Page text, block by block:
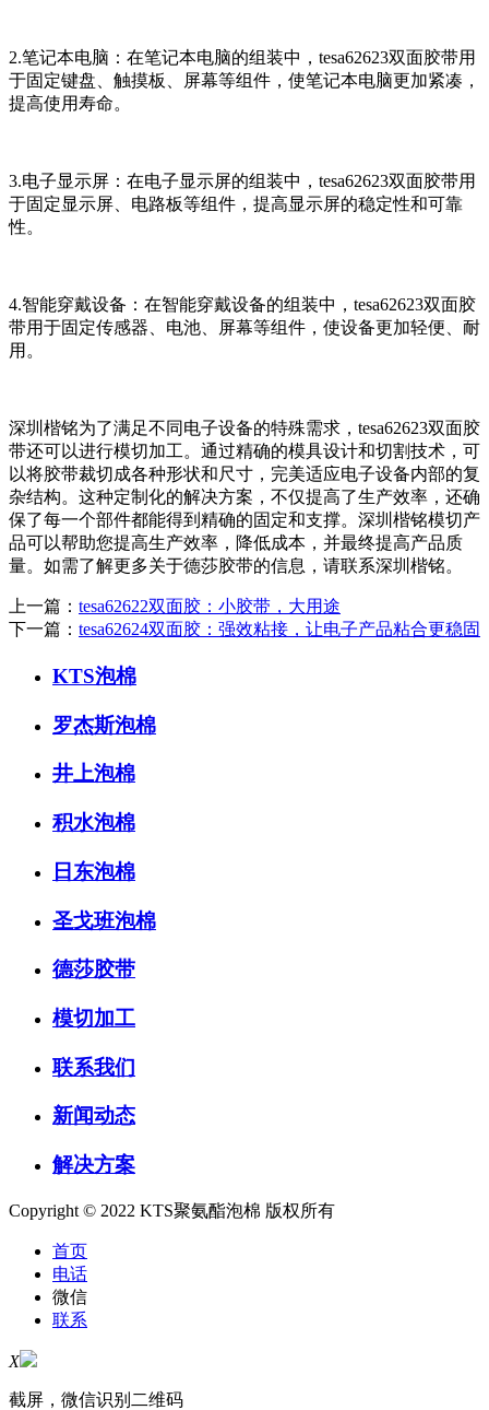
2.笔记本电脑：在笔记本电脑的组装中，tesa62623双面胶带用
于固定键盘、触摸板、屏幕等组件，使笔记本电脑更加紧凑，
提高使用寿命。
3.电子显示屏：在电子显示屏的组装中，tesa62623双面胶带用
于固定显示屏、电路板等组件，提高显示屏的稳定性和可靠
性。
4.智能穿戴设备：在智能穿戴设备的组装中，tesa62623双面胶
带用于固定传感器、电池、屏幕等组件，使设备更加轻便、耐
用。
深圳楷铭为了满足不同电子设备的特殊需求，tesa62623双面胶
带还可以进行模切加工。通过精确的模具设计和切割技术，可
以将胶带裁切成各种形状和尺寸，完美适应电子设备内部的复
杂结构。这种定制化的解决方案，不仅提高了生产效率，还确
保了每一个部件都能得到精确的固定和支撑。深圳楷铭模切产
品可以帮助您提高生产效率，降低成本，并最终提高产品质
量。如需了解更多关于德莎胶带的信息，请联系深圳楷铭。
上一篇： tesa62622双面胶：小胶带，大用途
下一篇： tesa62624双面胶：强效粘接，让电子产品粘合更稳固
KTS泡棉
罗杰斯泡棉
井上泡棉
积水泡棉
日东泡棉
圣戈班泡棉
德莎胶带
模切加工
联系我们
新闻动态
解决方案
Copyright © 2022 KTS聚氨酯泡棉 版权所有
首页
电话
微信
联系
X
截屏，微信识别二维码